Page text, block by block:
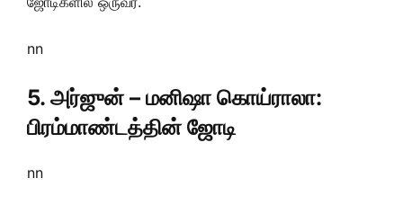
nn
5. அர்ஜுன் – மனிஷா கொய்ராலா:
பிரம்மாண்டத்தின் ஜோடி
nn